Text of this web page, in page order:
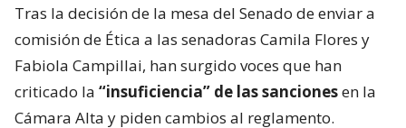
Tras la decisión de la mesa del Senado de enviar a
comisión de Ética a las senadoras Camila Flores y
Fabiola Campillai, han surgido voces que han
criticado la “insuficiencia” de las sancionesen la
Cámara Alta y piden cambios al reglamento.